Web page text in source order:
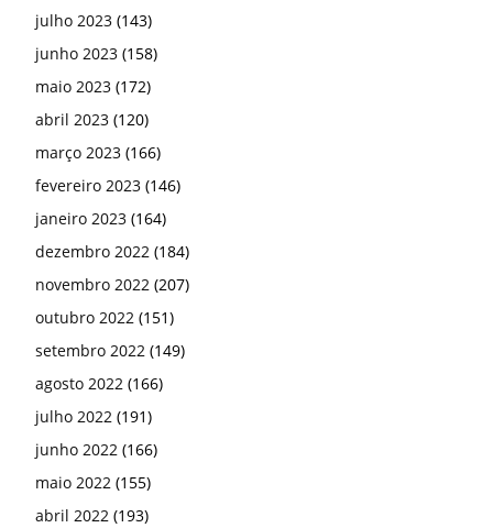
julho 2023 (143)
junho 2023 (158)
maio 2023 (172)
abril 2023 (120)
março 2023 (166)
fevereiro 2023 (146)
janeiro 2023 (164)
dezembro 2022 (184)
novembro 2022 (207)
outubro 2022 (151)
setembro 2022 (149)
agosto 2022 (166)
julho 2022 (191)
junho 2022 (166)
maio 2022 (155)
abril 2022 (193)